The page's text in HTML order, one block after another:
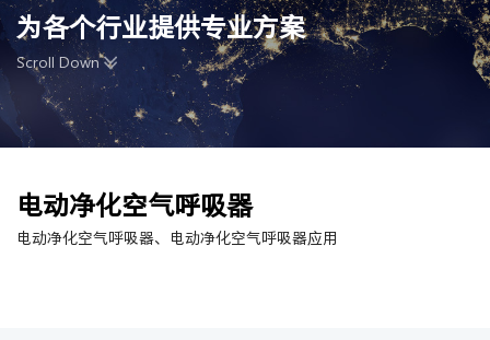
为各个行业提供专业方案
Scroll Down
电动净化空气呼吸器
电动净化空气呼吸器、电动净化空气呼吸器应用